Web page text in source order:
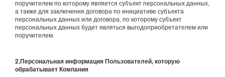
поручителем по которому является субъект персональных данных,
а также для заключения договора по инициативе субъекта
персональных данных или договора, по которому субъект
персональных данных будет являться выгодоприобретателем или
поручителем.
2.Персональная информация Пользователей, которую
обрабатывает Компания